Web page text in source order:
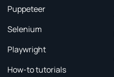
Puppeteer
Selenium
Playwright
How-to tutorials